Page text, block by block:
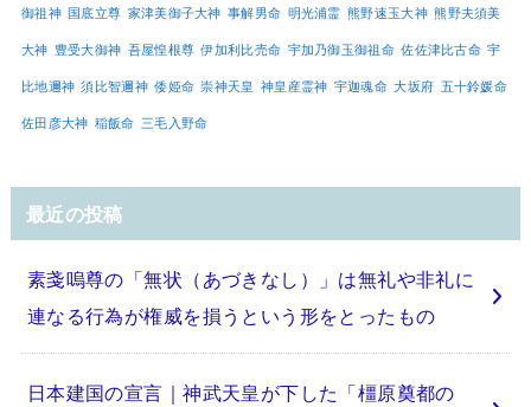
御祖神 国底立尊 家津美御子大神 事解男命 明光浦霊 熊野速玉大神 熊野夫須美
大神 豊受大御神 吾屋惶根尊 伊加利比売命 宇加乃御玉御祖命 佐佐津比古命 宇
比地邇神 須比智邇神 倭姫命 崇神天皇 神皇産霊神 宇迦魂命 大坂府 五十鈴媛命
佐田彦大神 稲飯命 三毛入野命
最近の投稿
素戔嗚尊の「無状（あづきなし）」は無礼や非礼に
連なる行為が権威を損うという形をとったもの
日本建国の宣言｜神武天皇が下した「橿原奠都の